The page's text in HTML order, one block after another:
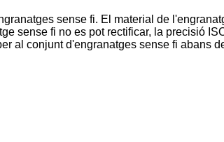
sense fi. El material de
sense fi no es pot rectificar, la precisió
al conjunt d'engranatges sense fi abans